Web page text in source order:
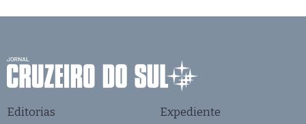
Editorias Expediente